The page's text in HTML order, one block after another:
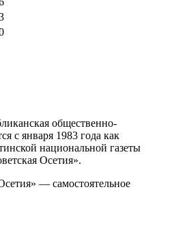
общественно-
с января 1983 года как
национальной газеты
Осетия».
— самостоятельное